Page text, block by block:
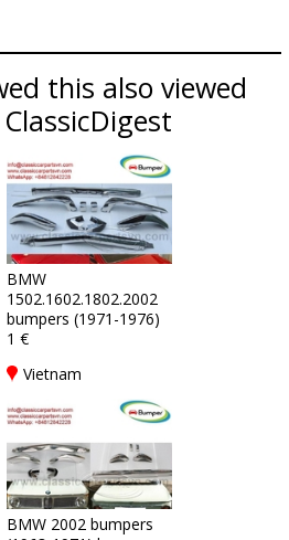
this also viewed
BMW
1502.1602.1802.2002
bumpers (1971-1976)
1 €
Vietnam
BMW 2002 bumpers